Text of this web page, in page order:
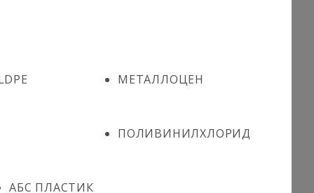
МЕТАЛЛОЦЕН
ПОЛИВИНИЛХЛОРИД
АБС ПЛАСТИК